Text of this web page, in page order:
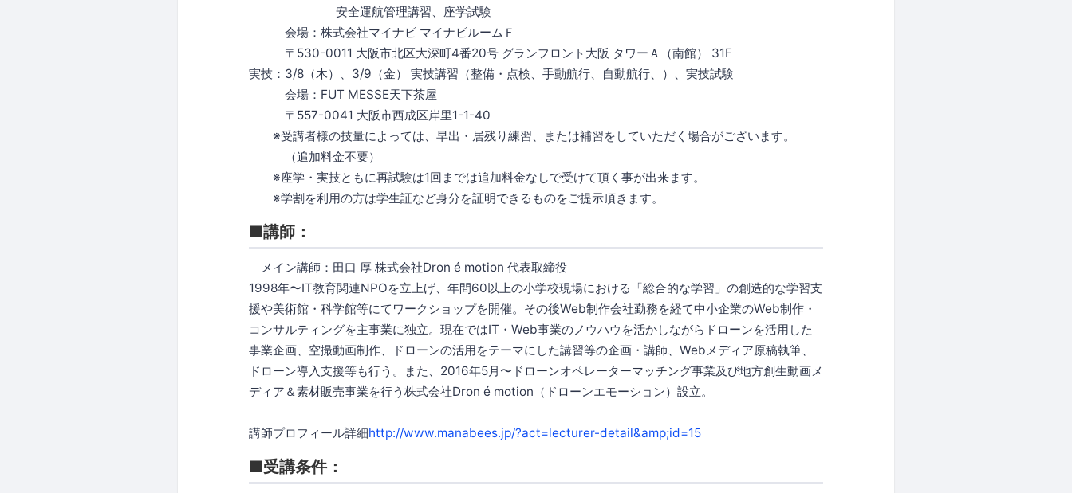
安全運航管理講習、座学試験
会場：株式会社マイナビ マイナビルームＦ
〒530-0011 大阪市北区大深町4番20号 グランフロント大阪 タワーＡ（南館） 31F
実技：3/8（木）、3/9（金） 実技講習（整備・点検、手動航行、自動航行、）、実技試験
会場：FUT MESSE天下茶屋
〒557-0041 大阪市西成区岸里1-1-40
※受講者様の技量によっては、早出・居残り練習、または補習をしていただく場合がございます。
（追加料金不要）
※座学・実技ともに再試験は1回までは追加料金なしで受けて頂く事が出来ます。
※学割を利用の方は学生証など身分を証明できるものをご提示頂きます。
■講師：
メイン講師：田口 厚 株式会社Dron é motion 代表取締役
1998年〜IT教育関連NPOを立上げ、年間60以上の小学校現場における「総合的な学習」の創造的な学習支
援や美術館・科学館等にてワークショップを開催。その後Web制作会社勤務を経て中小企業のWeb制作・
コンサルティングを主事業に独立。現在ではIT・Web事業のノウハウを活かしながらドローンを活用した
事業企画、空撮動画制作、ドローンの活用をテーマにした講習等の企画・講師、Webメディア原稿執筆、
ドローン導入支援等も行う。また、2016年5月〜ドローンオペレーターマッチング事業及び地方創生動画メ
ディア＆素材販売事業を行う株式会社Dron é motion（ドローンエモーション）設立。
講師プロフィール詳細http://www.manabees.jp/?act=lecturer-detail&amp;id=15
■受講条件：